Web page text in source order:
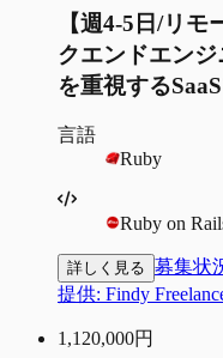
【週4-5日/リ
クエンドエン
を重視する
言語
Ruby
Ruby on
詳しく見る 募集状
提供: Findy
1,120,000円